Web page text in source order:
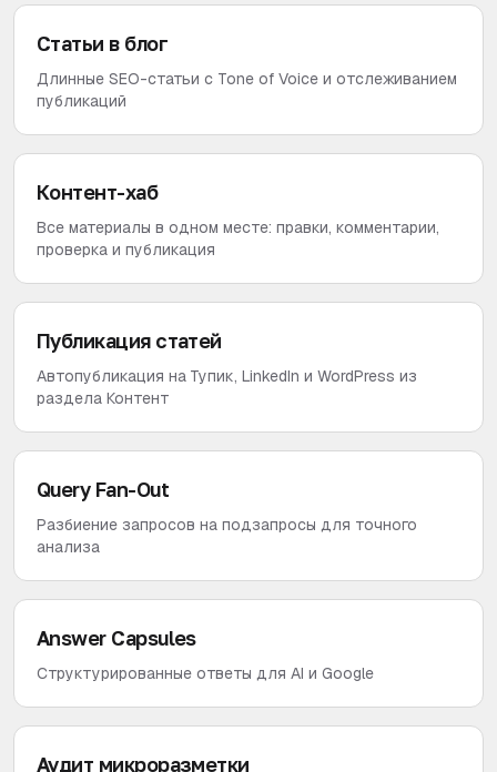
Статьи в блог
Длинные SEO-статьи с Tone of Voice и отслеживанием
публикаций
Контент-хаб
Все материалы в одном месте: правки, комментарии,
проверка и публикация
Публикация статей
Автопубликация на Тупик, LinkedIn и WordPress из
раздела Контент
Query Fan-Out
Разбиение запросов на подзапросы для точного
анализа
Answer Capsules
Структурированные ответы для AI и Google
Аудит микроразметки